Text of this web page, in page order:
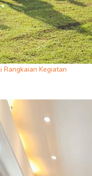
Rangkaian Kegiatan